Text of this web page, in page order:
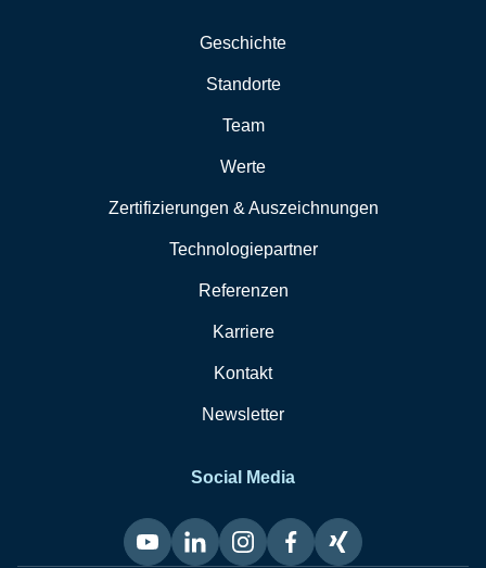
Geschichte
Standorte
Team
Werte
Zertifizierungen & Auszeichnungen
Technologiepartner
Referenzen
Karriere
Kontakt
Newsletter
Social Media